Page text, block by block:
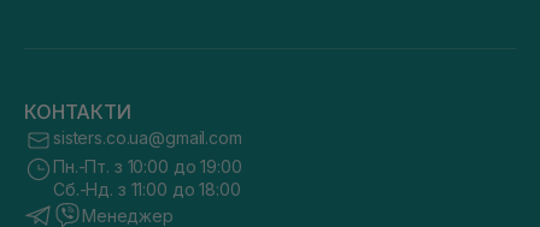
КОНТАКТИ
sisters.co.ua@gmail.com
Пн.-Пт. з 10:00 до 19:00
Сб.-Нд. з 11:00 до 18:00
Менеджер